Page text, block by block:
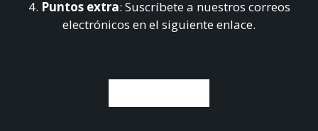
4. Puntos extra: Suscríbete a nuestros correos
electrónicos en el siguiente enlace.